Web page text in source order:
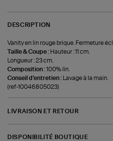
DESCRIPTION
Vanity en lin rouge brique. Fermeture
Taille & Coupe : Hauteur : 11 cm.
Longueur : 23 cm.
Composition :100% lin.
Conseil d'entretien :
Lavage à la main.
(ref-10046805023)
LIVRAISON ET RETOUR
DISPONIBILITÉ BOUTIQUE